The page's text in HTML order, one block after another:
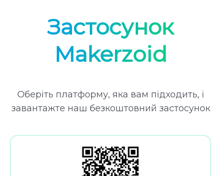
Застосунок
Makerzoid
Оберіть платформу, яка вам підходить, і
завантажте наш безкоштовний застосунок